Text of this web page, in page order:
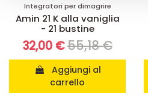
Integratori per dimagrire
Amin 21 K alla vaniglia
- 21 bustine
32,00 €55,18 €
carrello